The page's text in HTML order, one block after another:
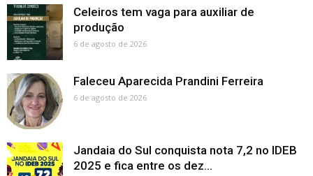
Celeiros tem vaga para auxiliar de
produção
6 de agosto de 2026
Faleceu Aparecida Prandini Ferreira
6 de agosto de 2026
Jandaia do Sul conquista nota 7,2 no IDEB
2025 e fica entre os dez...